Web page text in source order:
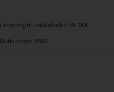
Levering til pakkeboks 39 DKK
Butik siden 1983